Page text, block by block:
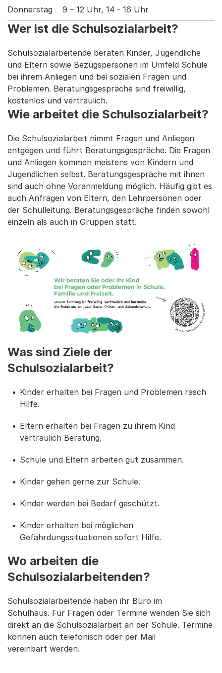
Donnerstag 9 – 12 Uhr, 14 - 16 Uhr
Wer ist die Schulsozialarbeit?
Schulsozialarbeitende beraten Kinder, Jugendliche
und Eltern sowie Bezugspersonen im Umfeld Schule
bei ihrem Anliegen und bei sozialen Fragen und
Problemen. Beratungsgespräche sind freiwillig,
kostenlos und vertraulich.
Wie arbeitet die Schulsozialarbeit?
Die Schulsozialarbeit nimmt Fragen und Anliegen
entgegen und führt Beratungsgespräche. Die Fragen
und Anliegen kommen meistens von Kindern und
Jugendlichen selbst. Beratungsgespräche mit ihnen
sind auch ohne Voranmeldung möglich. Häufig gibt es
auch Anfragen von Eltern, den Lehrpersonen oder
der Schulleitung. Beratungsgespräche finden sowohl
einzeln als auch in Gruppen statt.
Was sind Ziele der
Schulsozialarbeit?
Kinder erhalten bei Fragen und Problemen rasch
Hilfe.
Eltern erhalten bei Fragen zu ihrem Kind
vertraulich Beratung.
Schule und Eltern arbeiten gut zusammen.
Kinder gehen gerne zur Schule.
Kinder werden bei Bedarf geschützt.
Kinder erhalten bei möglichen
Gefährdungssituationen sofort Hilfe.
Wo arbeiten die
Schulsozialarbeitenden?
Schulsozialarbeitende haben ihr Büro im
Schulhaus. Für Fragen oder Termine wenden Sie sich
direkt an die Schulsozialarbeit an der Schule. Termine
können auch telefonisch oder per Mail
vereinbart werden.